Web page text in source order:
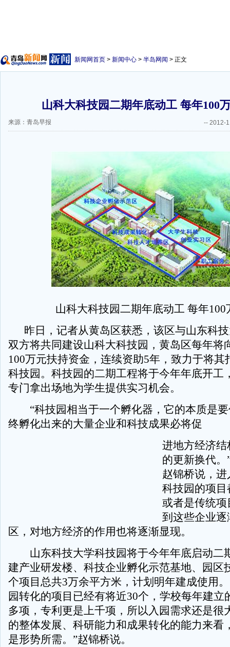
新闻网首页 > 新闻中心 > 半岛网闻 > 正文
山科大科技园二期年底动工 每年100
来源：青岛早报 -- 2012-
山科大科技园二期年底动工 每年100
昨日，记者从黄岛区获悉，该区与山东科
双方将共同建设山科大科技园，黄岛区每年将
100万元扶持资金，连续资助5年，致力于将其
科技园。科技园的二期工程将于今年年底开工
专门拿出场地为学生提供实习机会。
“科技园相当于一个孵化器，它的本质是要
终孵化出来的大量企业和科技成果必将促
进地方经济
的更新换代
赵锦桥说，
科技园的项
或者是传统
到这些企业
区，对地方经济的作用也将逐渐显现。
山东科技大学科技园将于今年年底启动二
建产业研发楼、科技企业孵化示范基地、园区
个项目总共3万余平方米，计划明年建成使用
园转化的项目已经有将近30个，学校每年建立
多项，专利更是上千项，所以入园需求还是很
的整体发展、科研能力和成果转化的能力来看
是形势所需。”赵锦桥说。